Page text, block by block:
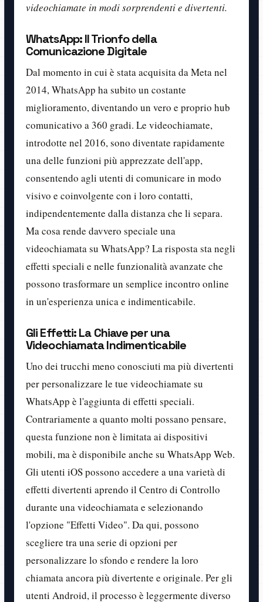
videochiamate in modi sorprendenti e divertenti.
WhatsApp: Il Trionfo della
Comunicazione Digitale
Dal momento in cui è stata acquisita da Meta nel
2014, WhatsApp ha subito un costante
miglioramento, diventando un vero e proprio hub
comunicativo a 360 gradi. Le videochiamate,
introdotte nel 2016, sono diventate rapidamente
una delle funzioni più apprezzate dell'app,
consentendo agli utenti di comunicare in modo
visivo e coinvolgente con i loro contatti,
indipendentemente dalla distanza che li separa.
Ma cosa rende davvero speciale una
videochiamata su WhatsApp? La risposta sta negli
effetti speciali e nelle funzionalità avanzate che
possono trasformare un semplice incontro online
in un'esperienza unica e indimenticabile.
Gli Effetti: La Chiave per una
Videochiamata Indimenticabile
Uno dei trucchi meno conosciuti ma più divertenti
per personalizzare le tue videochiamate su
WhatsApp è l'aggiunta di effetti speciali.
Contrariamente a quanto molti possano pensare,
questa funzione non è limitata ai dispositivi
mobili, ma è disponibile anche su WhatsApp Web.
Gli utenti iOS possono accedere a una varietà di
effetti divertenti aprendo il Centro di Controllo
durante una videochiamata e selezionando
l'opzione "Effetti Video". Da qui, possono
scegliere tra una serie di opzioni per
personalizzare lo sfondo e rendere la loro
chiamata ancora più divertente e originale. Per gli
utenti Android, il processo è leggermente diverso